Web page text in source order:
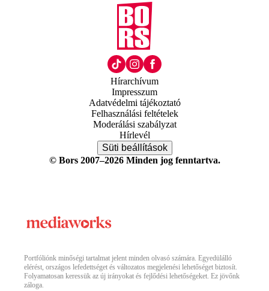
Hírarchívum
Impresszum
Adatvédelmi tájékoztató
Felhasználási feltételek
Moderálási szabályzat
Hírlevél
Süti beállítások
© Bors 2007–2026 Minden jog fenntartva.
Portfóliónk minőségi tartalmat jelent minden olvasó számára. Egyedülálló
elérést, országos lefedettséget és változatos megjelenési lehetőséget biztosít.
Folyamatosan keressük az új irányokat és fejlődési lehetőségeket. Ez jövőnk
záloga.